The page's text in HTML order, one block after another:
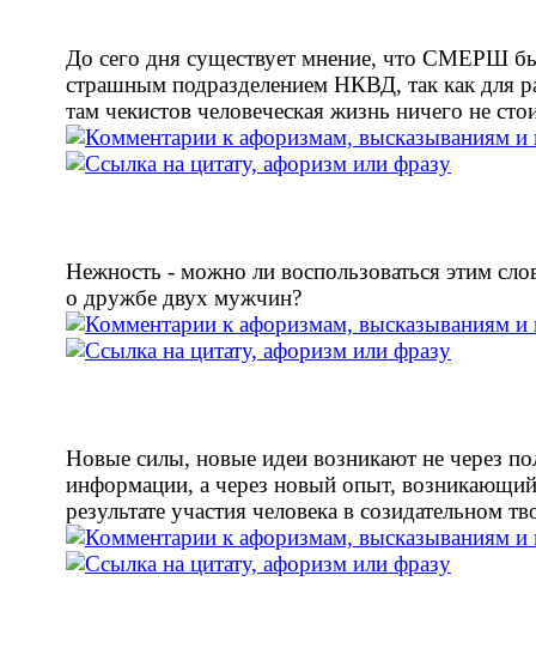
До сего дня существует мнение, что СМЕРШ
страшным подразделением НКВД, так как для
там чекистов человеческая жизнь ничего не
Нежность - можно ли воспользоваться этим
о дружбе двух мужчин?
Новые силы, новые идеи возникают не через
информации, а через новый опыт,
результате участия человека в созидательном